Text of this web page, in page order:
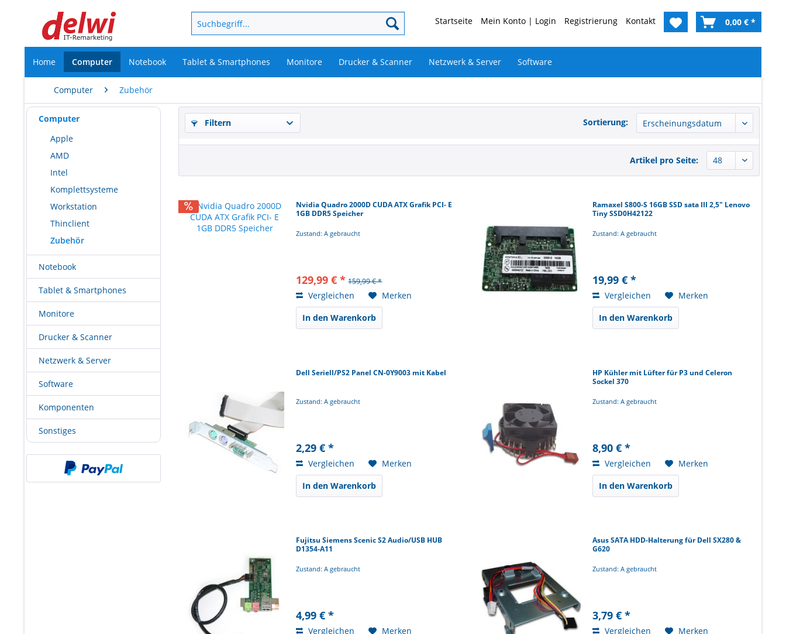
Startseite Mein Konto | Login Registrierung Kontakt 0,00 € *
Home Computer Notebook Tablet & Smartphones Monitore Drucker & Scanner Netzwerk & Server Software
Computer Zubehör
Computer
Apple
AMD
Intel
Komplettsysteme
Workstation
Thinclient
Zubehör
Notebook
Tablet & Smartphones
Monitore
Drucker & Scanner
Netzwerk & Server
Software
Komponenten
Sonstiges
Filtern Sortierung:
Artikel pro Seite:
Nvidia Quadro 2000D CUDA ATX Grafik PCI- E
1GB DDR5 Speicher
Zustand: A gebraucht
129,99 € * 159,99 € *
Vergleichen
Merken
In den Warenkorb
Ramaxel S800-S 16GB SSD sata III 2,5" Lenovo
Tiny SSD0H42122
Zustand: A gebraucht
19,99 € *
Vergleichen
Merken
In den Warenkorb
Dell Seriell/PS2 Panel CN-0Y9003 mit Kabel
Zustand: A gebraucht
2,29 € *
Vergleichen
Merken
In den Warenkorb
HP Kühler mit Lüfter für P3 und Celeron
Sockel 370
Zustand: A gebraucht
8,90 € *
Vergleichen
Merken
In den Warenkorb
Fujitsu Siemens Scenic S2 Audio/USB HUB
D1354-A11
Zustand: A gebraucht
4,99 € *
Vergleichen
Merken
Asus SATA HDD-Halterung für Dell SX280 &
G620
Zustand: A gebraucht
3,79 € *
Vergleichen
Merken